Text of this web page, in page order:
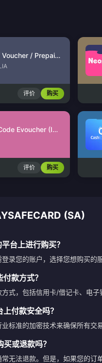
Neosurf Voucher / Prepaid (AU)
评价 购买
CashtoCode Evoucher (INR)
评价 购买
(SA)
台上进行购买？
录您的账户，选择您想购买的
款方式？
式，包括信用卡/借记卡、电
付款安全吗？
标准的加密技术来确保所有交
或退款吗？
无法退款。但是，如果您的订